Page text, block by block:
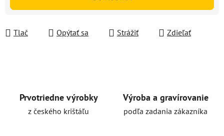
Tlač Opýtať sa Strážiť Zdieľať
Prvotriedne výrobky
z českého krištáľu
Výroba a gravírovanie
podľa zadania zákazníka